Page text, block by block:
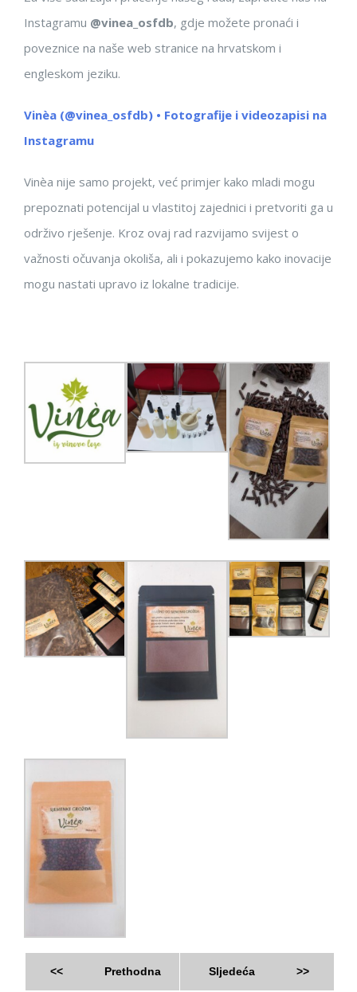
Instagramu @vinea_osfdb, gdje možete pronaći i
poveznice na naše web stranice na hrvatskom i
engleskom jeziku.
Vinèa (@vinea_osfdb) • Fotografije i videozapisi na
Instagramu
Vinèa nije samo projekt, već primjer kako mladi mogu
prepoznati potencijal u vlastitoj zajednici i pretvoriti ga u
održivo rješenje. Kroz ovaj rad razvijamo svijest o
važnosti očuvanja okoliša, ali i pokazujemo kako inovacije
mogu nastati upravo iz lokalne tradicije.
<< Prethodna Sljedeća >>